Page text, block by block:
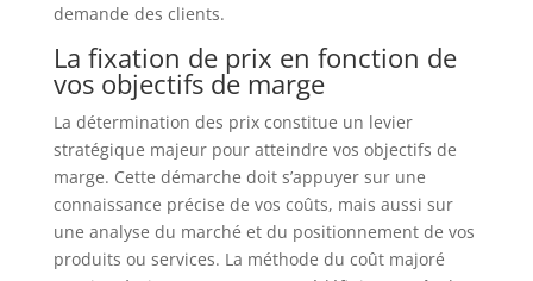
demande des clients.
La fixation de prix en fonction de
vos objectifs de marge
La détermination des prix constitue un levier
stratégique majeur pour atteindre vos objectifs de
marge. Cette démarche doit s’appuyer sur une
connaissance précise de vos coûts, mais aussi sur
une analyse du marché et du positionnement de vos
produits ou services. La méthode du coût majoré